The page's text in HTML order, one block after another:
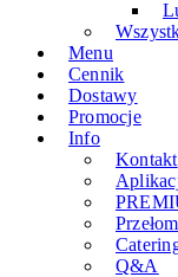
Menu
Cennik
Dostawy
Promocje
Info
Kontakt
Q&A